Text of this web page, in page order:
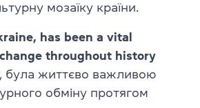
мозаїку країни.
has been a vital
throughout history
була життєво важливою
обміну протягом